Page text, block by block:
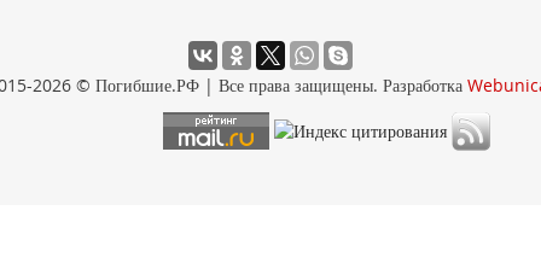
2026 © Погибшие.РФ | Все права защищены. Разработка